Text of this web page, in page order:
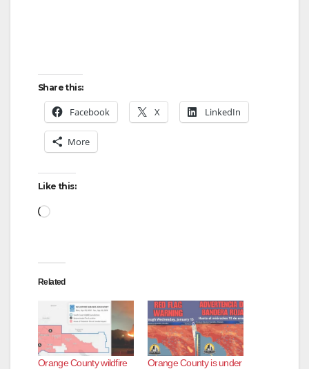
Share this:
Facebook X LinkedIn
More
Like this:
Related
Orange County wildfire
Orange County is under